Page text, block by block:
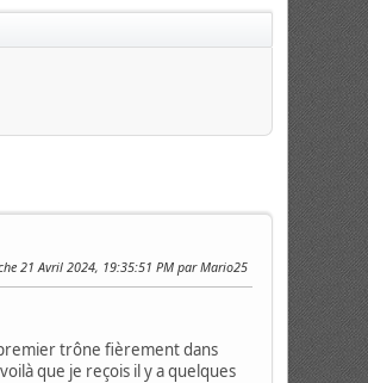
21 Avril 2024, 19:35:51 PM par Mario25
trône fièrement dans
que je reçois il y a quelques